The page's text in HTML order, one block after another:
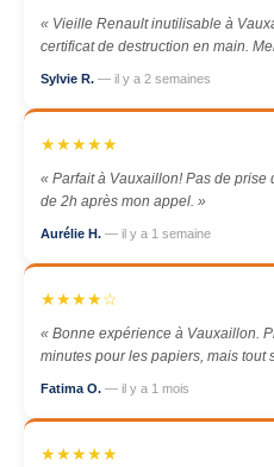
« Vieille Renault inutilisable à
certificat de destruction en main.
Sylvie R. — il y a 2 semaines
★★★★★
« Parfait à Vauxaillon! Pas de
de 2h après mon appel. »
Aurélie H. — il y a 1 semaine
★★★★☆
« Bonne expérience à Vauxaillon.
minutes pour les papiers, mais tout
Fatima O. — il y a 1 mois
★★★★★